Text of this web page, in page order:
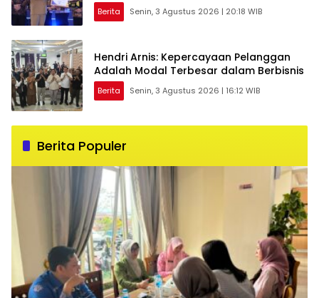
Berita Senin, 3 Agustus 2026 | 20:18 WIB
Hendri Arnis: Kepercayaan Pelanggan
Adalah Modal Terbesar dalam Berbisnis
Berita Senin, 3 Agustus 2026 | 16:12 WIB
Berita Populer